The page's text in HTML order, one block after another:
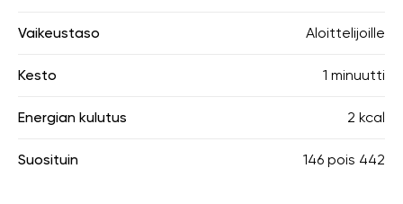
Vaikeustaso Aloittelijoille
Kesto 1 minuutti
Energian kulutus 2 kcal
Suosituin 146 pois 442